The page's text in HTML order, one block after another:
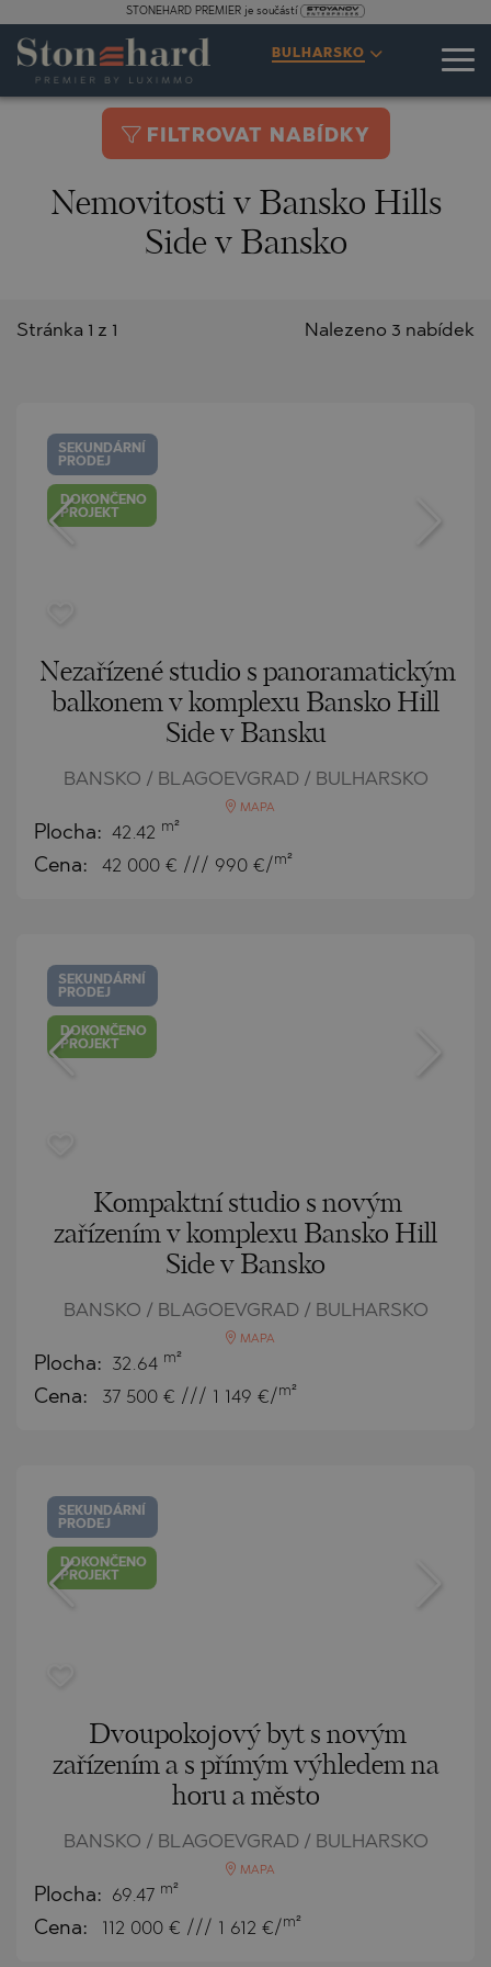
STONEHARD PREMIER je součástí
BULHARSKO
FILTROVAT NABÍDKY
Nemovitosti v Bansko Hills
Side v Bansko
Nalezeno 3 nabídek
Stránka 1 z 1
SEKUNDÁRNÍ
PRODEJ
DOKONČENO
PROJEKT
Nezařízené studio s panoramatickým
balkonem v komplexu Bansko Hill
Side v Bansku
BANSKO / BLAGOEVGRAD / BULHARSKO
MAPA
Plocha: 42.42 m²
Cena: 42 000 € /// 990 €/ m²
SEKUNDÁRNÍ
PRODEJ
DOKONČENO
PROJEKT
Kompaktní studio s novým
zařízením v komplexu Bansko Hill
Side v Bansko
BANSKO / BLAGOEVGRAD / BULHARSKO
MAPA
Plocha: 32.64 m²
Cena: 37 500 € /// 1 149 €/ m²
SEKUNDÁRNÍ
PRODEJ
DOKONČENO
PROJEKT
Dvoupokojový byt s novým
zařízením a s přímým výhledem na
horu a město
BANSKO / BLAGOEVGRAD / BULHARSKO
MAPA
Plocha: 69.47 m²
Cena: 112 000 € /// 1 612 €/ m²